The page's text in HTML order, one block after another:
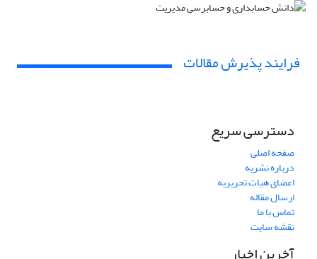
فرایند پذیرش مقالات
دسترسی سریع
صفحه اصلی
درباره نشریه
اعضای هیات تحریریه
ارسال مقاله
تماس با ما
نقشه سایت